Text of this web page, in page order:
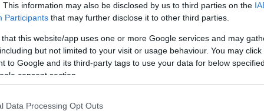
This information may also be disclosed by us to third parties on the
Participants that may further disclose it to other third parties.
that this website/app uses one or more Google services and may
but not limited to your visit or usage behaviour. You may
to Google and its third-party tags to use your data for below
consent section.
Data Processing Opt Outs
έκανε γνωστό ότι
είχε προγραμματιστεί για το ερχόμενο
ησυναυλίαπου είχε
Αθήνακαι το Δημοτικού Θεάτρου